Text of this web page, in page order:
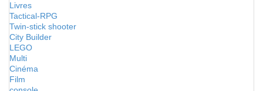
Livres
Tactical-RPG
Twin-stick shooter
City Builder
LEGO
Multi
Cinéma
Film